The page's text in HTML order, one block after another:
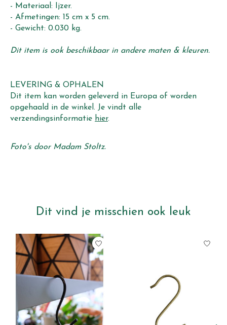
- Materiaal: Ijzer.
- Afmetingen: 15 cm x 5 cm.
- Gewicht: 0.030 kg.
Dit item is ook beschikbaar in andere maten & kleuren.
LEVERING & OPHALEN
Dit item kan worden geleverd in Europa of worden
opgehaald in de winkel. Je vindt alle
verzendingsinformatie hier.
Foto's door Madam Stoltz.
Dit vind je misschien ook leuk
Items van productcarrousel